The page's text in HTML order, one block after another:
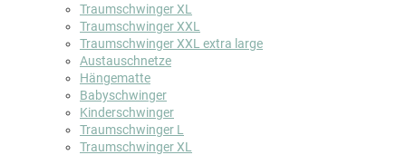
Traumschwinger XL
Traumschwinger XXL
Traumschwinger XXL extra large
Austauschnetze
Hängematte
Babyschwinger
Kinderschwinger
Traumschwinger L
Traumschwinger XL